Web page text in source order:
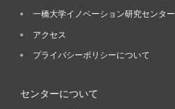
一橋大学イノベーション研究センター
アクセス
プライバシーポリシーについて
センターについて